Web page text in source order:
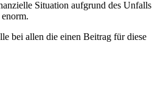
Situation aufgrund des Unfalls
bei allen die einen Beitrag für diese